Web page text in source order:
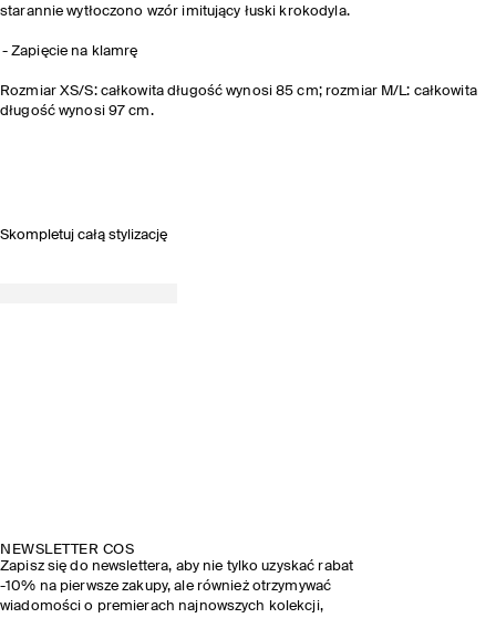
starannie wytłoczono wzór imitujący łuski krokodyla.
Zapięcie na klamrę
Rozmiar XS/S: całkowita długość wynosi 85 cm; rozmiar M/L: całkowita
długość wynosi 97 cm.
Skompletuj całą stylizację
NEWSLETTER COS
Zapisz się do newslettera, aby nie tylko uzyskać rabat
-10% na pierwsze zakupy, ale również otrzymywać
wiadomości o premierach najnowszych kolekcji,